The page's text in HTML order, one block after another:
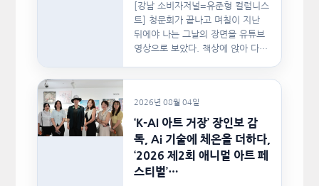
[강남 소비자저널=유준형 컬럼니스
트] 청문회가 끝나고 며칠이 지난
뒤에야 나는 그날의 장면을 유튜브
영상으로 보았다. 책상에 앉아 다른
2026년 08월 04일
‘K-AI 아트 거장’ 장인보 감
독, Ai 기술에 체온을 더하다,
‘2026 제2회 애니멀 아트 페
스티벌’…